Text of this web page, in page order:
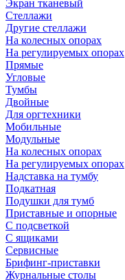
Экран тканевый
Стеллажи
Другие стеллажи
На колесных опорах
На регулируемых опорах
Прямые
Угловые
Тумбы
Двойные
Для оргтехники
Мобильные
Модульные
На колесных опорах
На регулируемых опорах
Надставка на тумбу
Подкатная
Подушки для тумб
Приставные и опорные
С подсветкой
С ящиками
Сервисные
Брифинг-приставки
Журнальные столы